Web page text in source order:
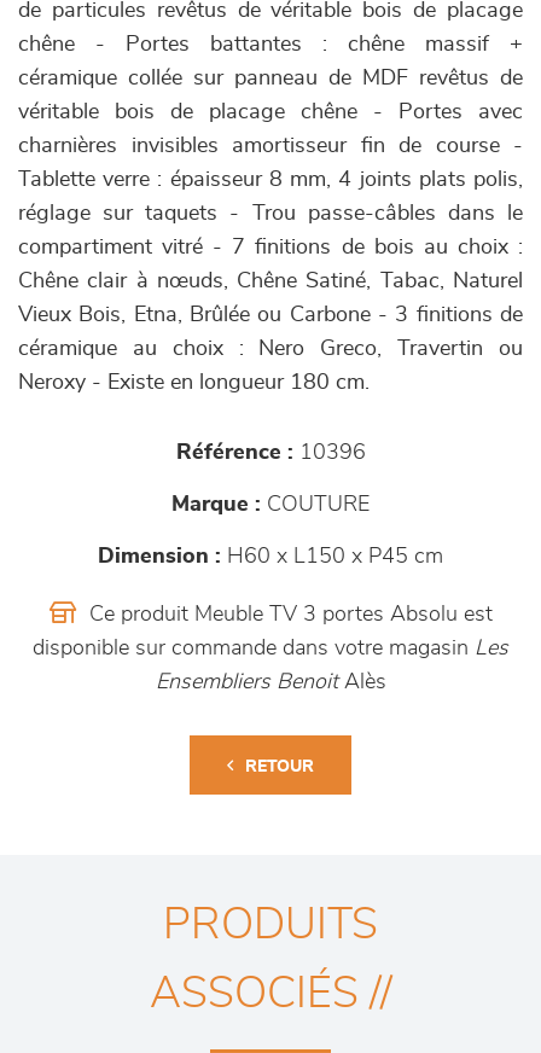
de particules revêtus de véritable bois de placage
chêne - Portes battantes : chêne massif +
céramique collée sur panneau de MDF revêtus de
véritable bois de placage chêne - Portes avec
charnières invisibles amortisseur fin de course -
Tablette verre : épaisseur 8 mm, 4 joints plats polis,
réglage sur taquets - Trou passe-câbles dans le
compartiment vitré - 7 finitions de bois au choix :
Chêne clair à nœuds, Chêne Satiné, Tabac, Naturel
Vieux Bois, Etna, Brûlée ou Carbone - 3 finitions de
céramique au choix : Nero Greco, Travertin ou
Neroxy - Existe en longueur 180 cm.
Référence : 10396
Marque : COUTURE
Dimension : H60 x L150 x P45 cm
Ce produit Meuble TV 3 portes Absolu est
disponible sur commande dans votre magasin Les
Ensembliers BenoitAlès
RETOUR
PRODUITS
ASSOCIÉS //